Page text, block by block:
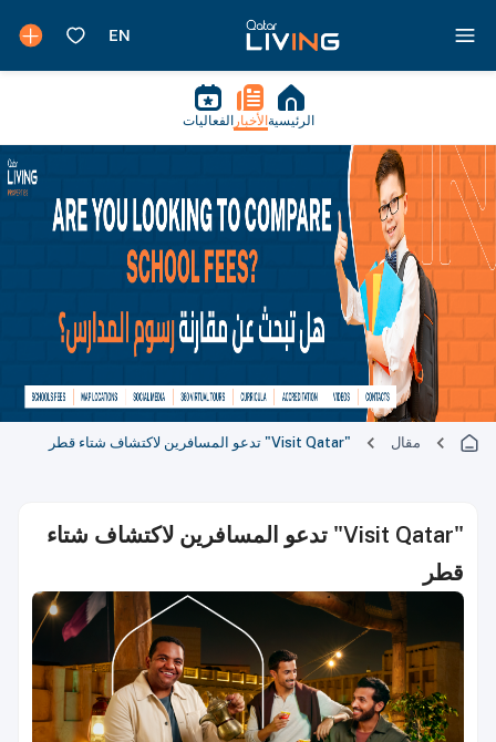
الرئيسية الأخبار الفعاليات
مقال "Visit Qatar" تدعو المسافرين لاكتشاف شتاء قطر
"Visit Qatar" تدعو المسافرين لاكتشاف شتاء
قطر